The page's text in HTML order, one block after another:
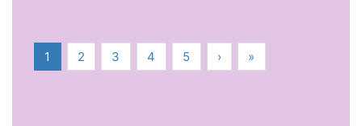
1 2 3 4 5 › »